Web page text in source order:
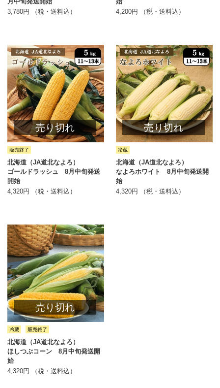
3,780円 （税・送料込）
4,200円 （税・送料込）
売り切れ
北海道（JA道北なよろ）
ゴールドラッシュ 8月中旬発送
開始
4,320円 （税・送料込）
売り切れ
北海道（JA道北なよろ）
なよろホワイト 8月中旬発送開
始
4,320円 （税・送料込）
売り切れ
北海道（JA道北なよろ）
ほしつぶコーン 8月中旬発送開
始
4,320円 （税・送料込）